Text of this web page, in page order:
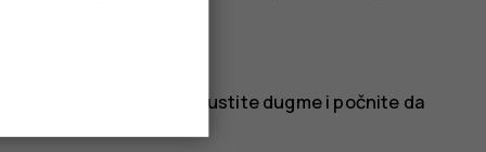
glasovna pomoć, otpustite dugme i počnite da